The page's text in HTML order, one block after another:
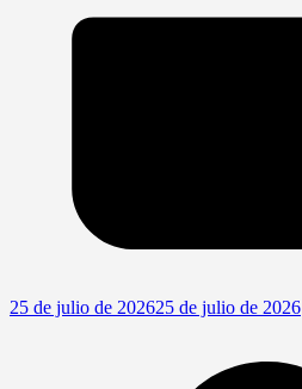
25 de julio de 202625 de julio de 2026